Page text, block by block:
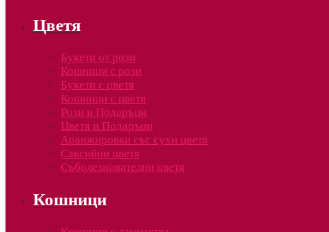
Цветя
Букети от рози
Кошници с рози
Букети с цветя
Кошници с цветя
Рози и Подаръци
Цветя и Подаръци
Аранжировки със сухи цветя
Саксийни цветя
Съболезнователни цветя
Кошници